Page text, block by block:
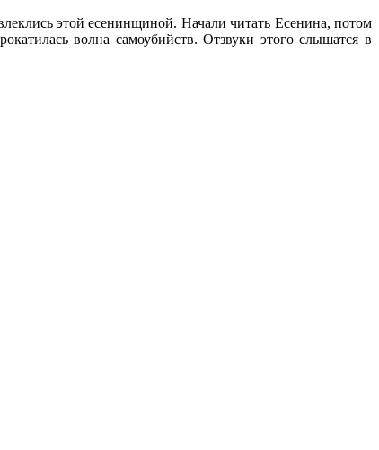
этой есенинщиной. Начали читать Есенина, потом
волна самоубийств. Отзвуки этого слышатся в